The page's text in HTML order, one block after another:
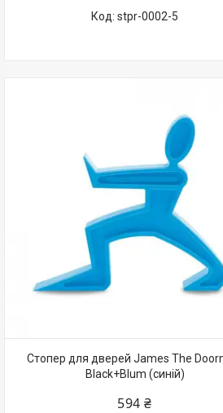
stpr-0002-5
Стопер для дверей James The
Black+Blum (синій)
594 ₴